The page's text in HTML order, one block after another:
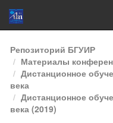
Skip
navigation
Репозиторий БГУИР
Материалы
Дистанционное
века
Дистанционное
века (2019)